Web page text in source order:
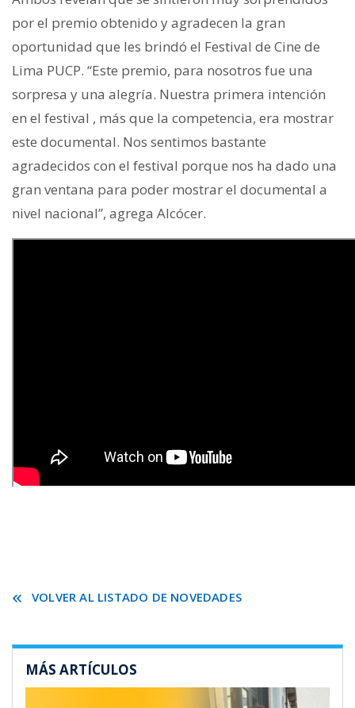
por el premio obtenido y agradecen la gran
oportunidad que les brindó el Festival de Cine de
Lima PUCP. “Este premio, para nosotros fue una
sorpresa y una alegría. Nuestra primera intención
en el festival , más que la competencia, era mostrar
este documental. Nos sentimos bastante
agradecidos con el festival porque nos ha dado una
gran ventana para poder mostrar el documental a
nivel nacional”, agrega Alcócer.
VOLVER AL LISTADO DE NOVEDADES
MÁS ARTÍCULOS